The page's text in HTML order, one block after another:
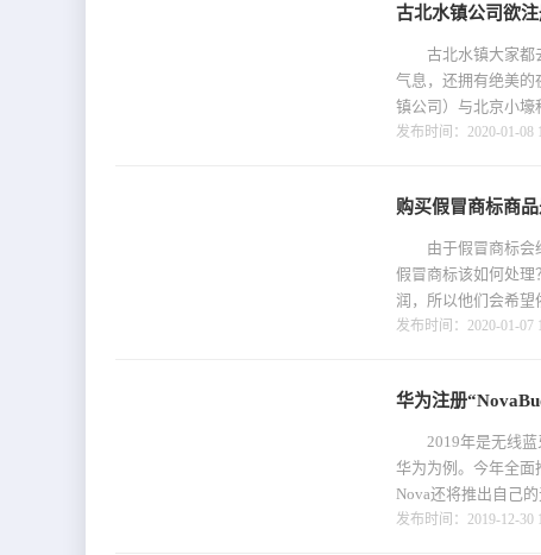
古北水镇公司欲
古北水镇大家都去
气息，还拥有绝美的
镇公司）与北京小壕
发布时间：2020-01-08
购买假冒商标商品
由于假冒商标会给
假冒商标该如何处理
润，所以他们会希望
发布时间：2020-01-07
华为注册
2019年是无线蓝
华为为例。今年全面
Nova还将推出自己
发布时间：2019-12-30